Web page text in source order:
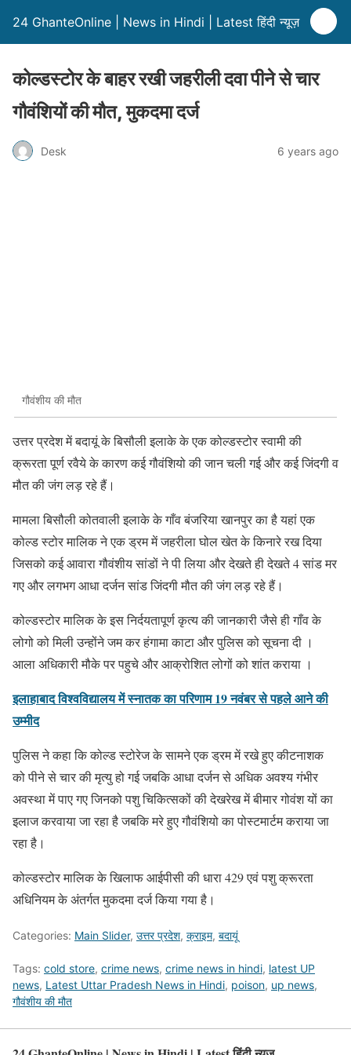
24 GhanteOnline | News in Hindi | Latest हिंदी न्यूज़
कोल्डस्टोर के बाहर रखी जहरीली दवा पीने से चार
गौवंशियों की मौत, मुकदमा दर्ज
Desk 6 years ago
गौवंशीय की मौत
उत्तर प्रदेश में बदायूं के बिसौली इलाके के एक कोल्डस्टोर स्वामी की
क्रूरता पूर्ण रवैये के कारण कई गौवंशियो की जान चली गई और कई जिंदगी व
मौत की जंग लड़ रहे हैं।
मामला बिसौली कोतवाली इलाके के गाँव बंजरिया खानपुर का है यहां एक
कोल्ड स्टोर मालिक ने एक ड्रम में जहरीला घोल खेत के किनारे रख दिया
जिसको कई आवारा गौवंशीय सांडों ने पी लिया और देखते ही देखते 4 सांड मर
गए और लगभग आधा दर्जन सांड जिंदगी मौत की जंग लड़ रहे हैं।
कोल्डस्टोर मालिक के इस निर्दयतापूर्ण कृत्य की जानकारी जैसे ही गाँव के
लोगो को मिली उन्होंने जम कर हंगामा काटा और पुलिस को सूचना दी ।
आला अधिकारी मौके पर पहुचे और आक्रोशित लोगों को शांत कराया ।
इलाहाबाद विश्वविद्यालय में स्नातक का परिणाम 19 नवंबर से पहले आने की
उम्मीद
पुलिस ने कहा कि कोल्ड स्टोरेज के सामने एक ड्रम में रखे हुए कीटनाशक
को पीने से चार की मृत्यु हो गई जबकि आधा दर्जन से अधिक अवश्य गंभीर
अवस्था में पाए गए जिनको पशु चिकित्सकों की देखरेख में बीमार गोवंश यों का
इलाज करवाया जा रहा है जबकि मरे हुए गौवंशियो का पोस्टमार्टम कराया जा
रहा है।
कोल्डस्टोर मालिक के खिलाफ आईपीसी की धारा 429 एवं पशु क्रूरता
अधिनियम के अंतर्गत मुकदमा दर्ज किया गया है।
Categories: Main Slider, उत्तर प्रदेश, क्राइम, बदायूं
Tags: cold store, crime news, crime news in hindi, latest UP
news, Latest Uttar Pradesh News in Hindi, poison, up news,
गौवंशीय की मौत